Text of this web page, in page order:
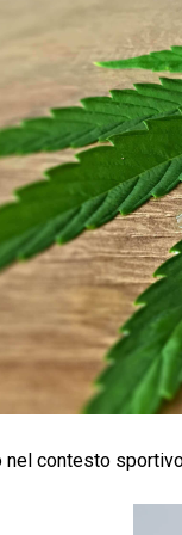
nel contesto